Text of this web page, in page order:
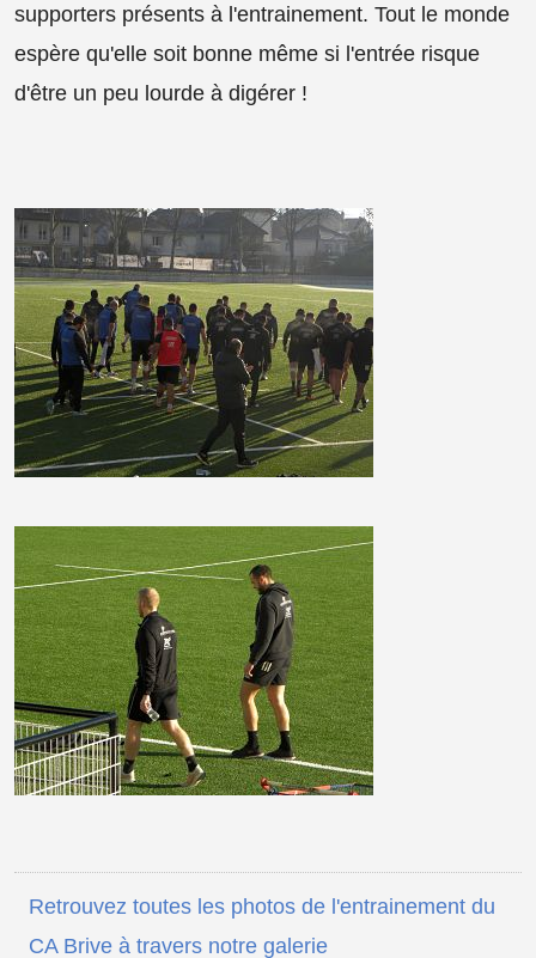
supporters présents à l'entrainement. Tout le monde
espère qu'elle soit bonne même si l'entrée risque
d'être un peu lourde à digérer !
Retrouvez toutes les photos de l'entrainement du
CA Brive à travers notre galerie